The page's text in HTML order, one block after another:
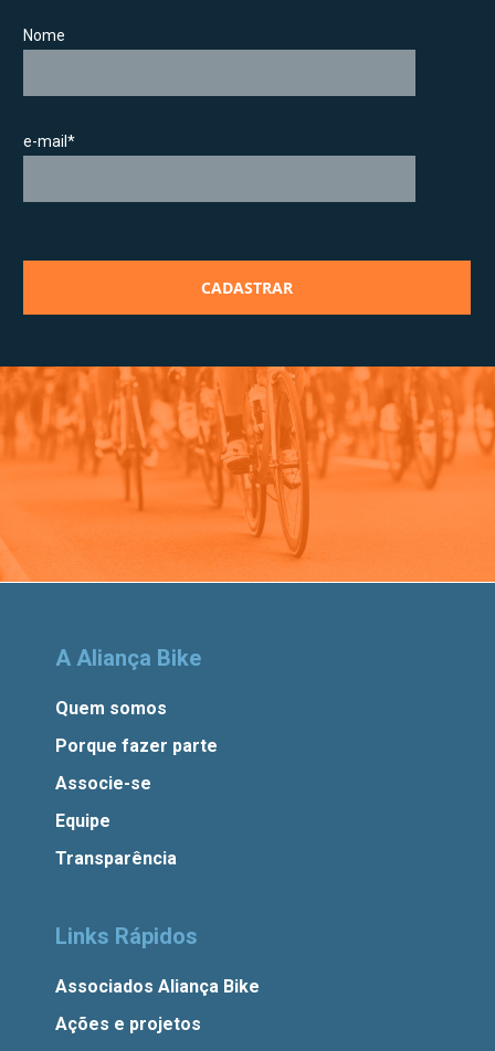
Nome
e-mail*
A Aliança Bike
Quem somos
Porque fazer parte
Associe-se
Equipe
Transparência
Links Rápidos
Associados Aliança Bike
Ações e projetos